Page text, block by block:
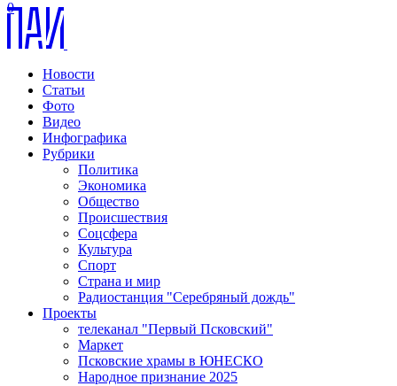
Новости
Статьи
Фото
Видео
Инфографика
Рубрики
Политика
Экономика
Общество
Происшествия
Соцсфера
Культура
Спорт
Страна и мир
Радиостанция "Серебряный дождь"
Проекты
телеканал "Первый Псковский"
Маркет
Псковские храмы в ЮНЕСКО
Народное признание 2025
0